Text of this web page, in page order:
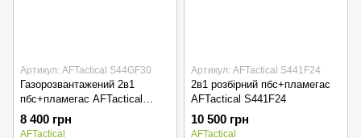
Артикул: AFTactical S44GF30
Газорозвантажений 2в1
пбс+пламегас AFTactical
S44GF30 AK
8 400 грн
AFTactical
Артикул: AFTactical S441F24
2в1 розбірний пбс+пламегас
AFTactical S441F24
10 500 грн
AFTactical